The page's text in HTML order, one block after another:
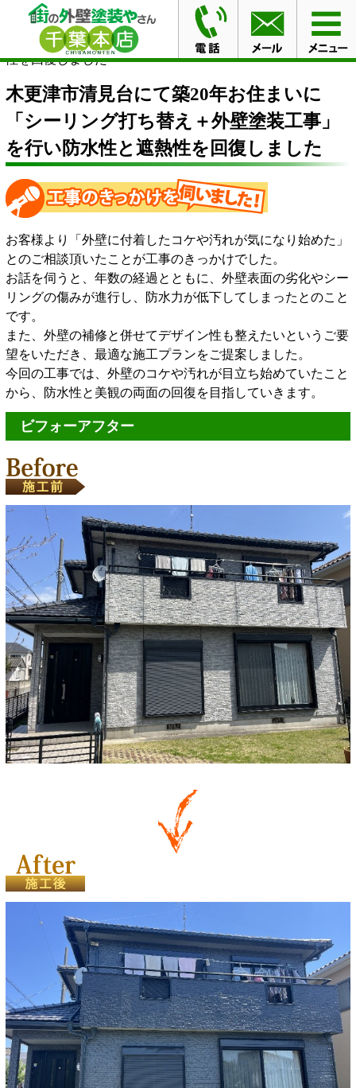
HOME 施工事例
木更津市清見台にて築20年お住まいに
「シーリング打ち替え＋外壁塗装工事」を行い防水性と遮熱
性を回復しました
木更津市清見台にて築20年お住まいに
「シーリング打ち替え＋外壁塗装工事」
を行い防水性と遮熱性を回復しました
お客様より「外壁に付着したコケや汚れが気になり始めた」
とのご相談頂いたことが工事のきっかけでした。
お話を伺うと、年数の経過とともに、外壁表面の劣化やシー
リングの傷みが進行し、防水力が低下してしまったとのこと
です。
また、外壁の補修と併せてデザイン性も整えたいというご要
望をいただき、最適な施工プランをご提案しました。
今回の工事では、外壁のコケや汚れが目立ち始めていたこと
から、防水性と美観の両面の回復を目指していきます。
ビフォーアフター